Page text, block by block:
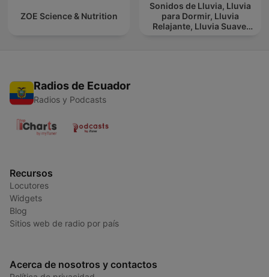
ZOE Science & Nutrition
Sonidos de Lluvia, Lluvia
para Dormir, Lluvia
Relajante, Lluvia Suave,
Radios de Ecuador
Radios y Podcasts
Recursos
Locutores
Widgets
Blog
Sitios web de radio por país
Acerca de nosotros y contactos